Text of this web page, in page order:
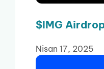
$IMG Airdrop
Nisan 17, 2025